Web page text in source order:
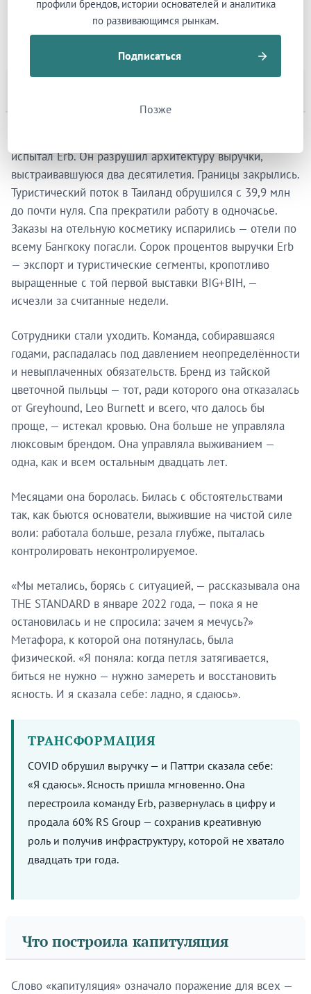
проходило через одного человека. Она построила
нечто прекрасное и хрупкое — и была единственной
испытал Erb. Он разрушил архитектуру выручки,
выстраивавшуюся два десятилетия. Границы закрылись.
Туристический поток в Таиланд обрушился с 39,9 млн
до почти нуля. Спа прекратили работу в одночасье.
Заказы на отельную косметику испарились — отели по
всему Бангкоку погасли. Сорок процентов выручки Erb
— экспорт и туристические сегменты, кропотливо
выращенные с той первой выставки BIG+BIH, —
исчезли за считанные недели.
Сотрудники стали уходить. Команда, собиравшаяся
годами, распадалась под давлением неопределённости
и невыплаченных обязательств. Бренд из тайской
цветочной пыльцы — тот, ради которого она отказалась
от Greyhound, Leo Burnett и всего, что далось бы
проще, — истекал кровью. Она больше не управляла
люксовым брендом. Она управляла выживанием —
одна, как и всем остальным двадцать лет.
Месяцами она боролась. Билась с обстоятельствами
так, как бьются основатели, выжившие на чистой силе
воли: работала больше, резала глубже, пыталась
контролировать неконтролируемое.
«Мы метались, борясь с ситуацией, — рассказывала она
THE STANDARD в январе 2022 года, — пока я не
остановилась и не спросила: зачем я мечусь?»
Метафора, к которой она потянулась, была
физической. «Я поняла: когда петля затягивается,
биться не нужно — нужно замереть и восстановить
ясность. И я сказала себе: ладно, я сдаюсь».
ТРАНСФОРМАЦИЯ
COVID обрушил выручку — и Паттри сказала себе:
«Я сдаюсь». Ясность пришла мгновенно. Она
перестроила команду Erb, развернулась в цифру и
продала 60% RS Group — сохранив креативную
роль и получив инфраструктуру, которой не хватало
двадцать три года.
Что построила капитуляция
Слово «капитуляция» означало поражение для всех —
профили брендов, истории основателей и аналитика
по развивающимся рынкам.
Подписаться
Позже